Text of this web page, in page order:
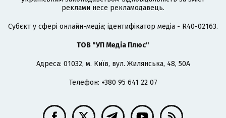
реклами несе рекламодавець.
Cубєкт у сфері онлайн-медіа; ідентифікатор медіа - R40-02163.
ТОВ "УП Медіа Плюс"
Адреса: 01032, м. Київ, вул. Жилянська, 48, 50А
Телефон: +380 95 641 22 07